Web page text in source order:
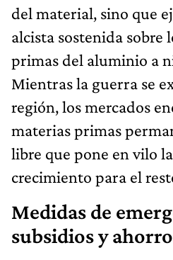
del material, sino que
alcista sostenida sobre
primas del aluminio a
Mientras la guerra se
región, los mercados
materias primas
libre que pone en vilo
crecimiento para el
Medidas de
subsidios y ahorro